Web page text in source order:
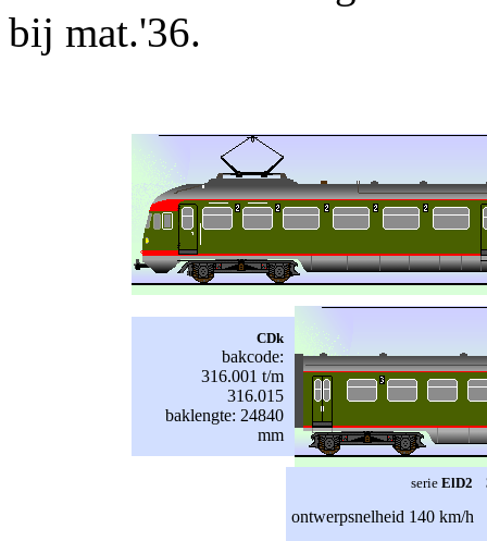
bij mat.'36.
CDk
bakcode:
316.001 t/m
316.015
baklengte: 24840
mm
serie ElD2
ontwerpsnelheid 140 km/h